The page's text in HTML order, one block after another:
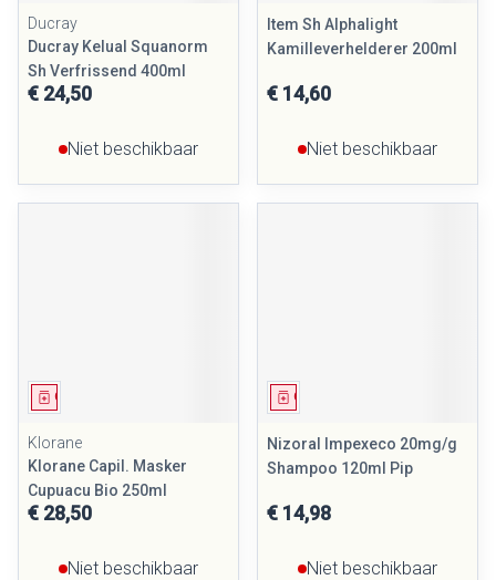
Ducray
Ducray Kelual Squanorm
Sh Verfrissend 400ml
€ 24,50
Niet beschikbaar
Item Sh Alphalight
Kamilleverhelderer 200ml
€ 14,60
Niet beschikbaar
Geneesmiddel
Klorane
Klorane Capil. Masker
Cupuacu Bio 250ml
€ 28,50
Niet beschikbaar
Geneesmiddel
Nizoral Impexeco 20mg/g
Shampoo 120ml Pip
€ 14,98
Niet beschikbaar